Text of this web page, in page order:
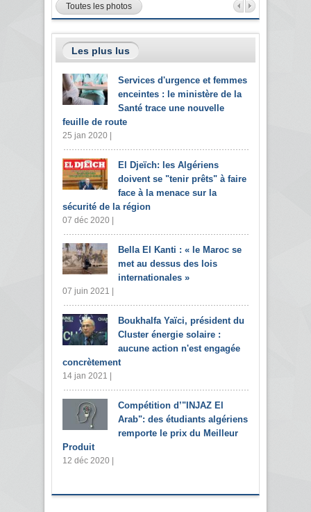
Toutes les photos
Les plus lus
Services d'urgence et femmes
enceintes : le ministère de la
Santé trace une nouvelle
feuille de route
25 jan 2020 |
El Djeïch: les Algériens
doivent se "tenir prêts" à faire
face à la menace sur la
sécurité de la région
07 déc 2020 |
Bella El Kanti : « le Maroc se
met au dessus des lois
internationales »
07 juin 2021 |
Boukhalfa Yaïci, président du
Cluster énergie solaire :
aucune action n'est engagée
concrètement
14 jan 2021 |
Compétition d’"INJAZ El
Arab": des étudiants algériens
remporte le prix du Meilleur
Produit
12 déc 2020 |